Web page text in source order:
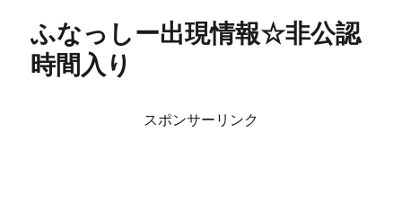
ふなっしー出現情報☆非公認
時間入り
スポンサーリンク